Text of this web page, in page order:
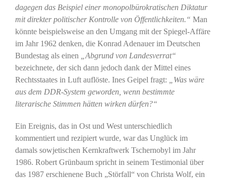
dagegen das Beispiel einer monopolbürokratischen Diktatur
mit direkter politischer Kontrolle von Öffentlichkeiten.“ Man
könnte beispielsweise an den Umgang mit der Spiegel-Affäre
im Jahr 1962 denken, die Konrad Adenauer im Deutschen
Bundestag als einen
„Abgrund von Landesverrat“
bezeichnete, der sich dann jedoch dank der Mittel eines
Rechtsstaates in Luft auflöste. Ines Geipel fragt:
„Was wäre
aus dem DDR-System geworden, wenn bestimmte
literarische Stimmen hätten wirken dürfen?“
Ein Ereignis, das in Ost und West unterschiedlich
kommentiert und rezipiert wurde, war das Unglück im
damals sowjetischen Kernkraftwerk Tschernobyl im Jahr
1986. Robert Grünbaum spricht in seinem Testimonial über
das 1987 erschienene Buch „Störfall“ von Christa Wolf, ein